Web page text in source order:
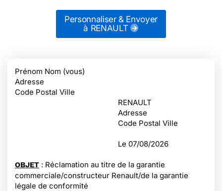
Personnaliser & Envoyer
à RENAULT
Prénom Nom (vous)
Adresse
Code Postal Ville
RENAULT
Adresse
Code Postal Ville
Le 07/08/2026
OBJET : Réclamation au titre de la garantie
commerciale/constructeur Renault/de la garantie
légale de conformité